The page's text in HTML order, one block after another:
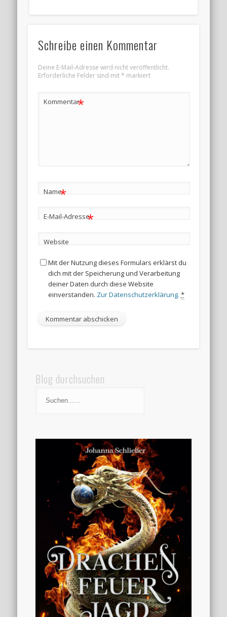
Schreibe einen Kommentar
Deine E-Mail-Adresse wird nicht veröffentlicht.
Erforderliche Felder sind mit* markiert
Kommentar*
Name*
E-Mail-Adresse*
Website
Mit der Nutzung dieses Formulars erklärst du
dich mit der Speicherung und Verarbeitung
deiner Daten durch diese Website
einverstanden. Zur Datenschutzerklärung. *
Blog durchsuchen